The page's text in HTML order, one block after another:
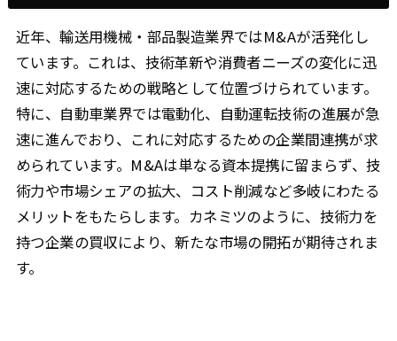
近年、輸送用機械・部品製造業界ではM&Aが活発化し
ています。これは、技術革新や消費者ニーズの変化に迅
速に対応するための戦略として位置づけられています。
特に、自動車業界では電動化、自動運転技術の進展が急
速に進んでおり、これに対応するための企業間連携が求
められています。M&Aは単なる資本提携に留まらず、技
術力や市場シェアの拡大、コスト削減など多岐にわたる
メリットをもたらします。カネミツのように、技術力を
持つ企業の買収により、新たな市場の開拓が期待されま
す。